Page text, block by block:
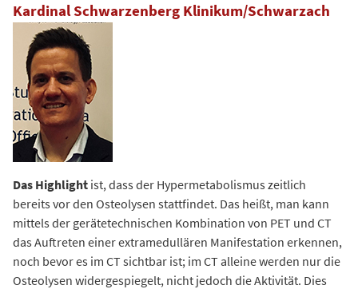
Kardinal Schwarzenberg Klinikum/Schwarzach
Das Highlight ist, dass der Hypermetabolismus zeitlich
bereits vor den Osteolysen stattfindet. Das heißt, man kann
mittels der gerätetechnischen Kombination von PET und CT
das Auftreten einer extramedullären Manifestation erkennen,
noch bevor es im CT sichtbar ist; im CT alleine werden nur die
Osteolysen widergespiegelt, nicht jedoch die Aktivität. Dies